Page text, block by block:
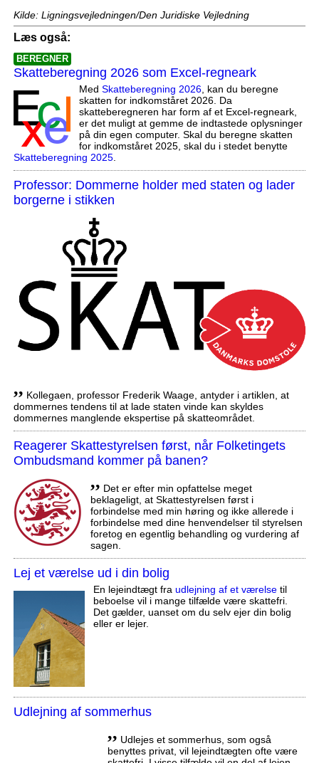
Kilde: Ligningsvejledningen/Den Juridiske Vejledning
Læs også:
BEREGNER
Skatteberegning 2026 som Excel-regneark
Med Skatteberegning 2026, kan du beregne
skatten for indkomståret 2026. Da
skatteberegneren har form af et Excel-regneark,
er det muligt at gemme de indtastede oplysninger
på din egen computer. Skal du beregne skatten
for indkomståret 2025, skal du i stedet benytte
Skatteberegning 2025.
Professor: Dommerne holder med staten og lader
borgerne i stikken
,, Kollegaen, professor Frederik Waage, antyder i artiklen, at
dommernes tendens til at lade staten vinde kan skyldes
dommernes manglende ekspertise på skatteområdet.
Reagerer Skattestyrelsen først, når Folketingets
Ombudsmand kommer på banen?
,, Det er efter min opfattelse meget
beklageligt, at Skattestyrelsen først i
forbindelse med min høring og ikke allerede i
forbindelse med dine henvendelser til styrelsen
foretog en egentlig behandling og vurdering af
sagen.
Lej et værelse ud i din bolig
En lejeindtægt fra udlejning af et værelsetil
beboelse vil i mange tilfælde være skattefri.
Det gælder, uanset om du selv ejer din bolig
eller er lejer.
Udlejning af sommerhus
,, Udlejes et sommerhus, som også
benyttes privat, vil lejeindtægten ofte være